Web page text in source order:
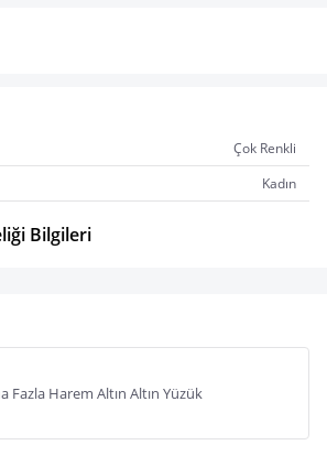
Çok Renkli
Kadın
Bilgileri
Fazla Harem Altın Altın Yüzük